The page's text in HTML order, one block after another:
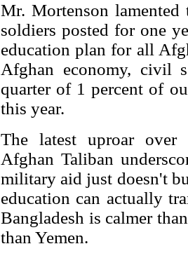
Mr. Mortenson
soldiers posted for one
education plan for all
Afghan economy, civil
quarter of 1 percent of
this year.
The latest uproar over
Afghan Taliban
military aid just doesn't
education can actually
Bangladesh is calmer
than Yemen.